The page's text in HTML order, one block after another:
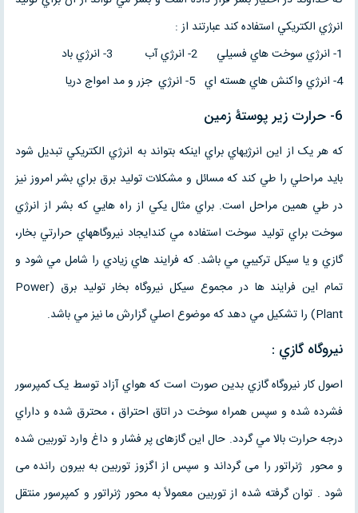
انرژي الکتريکي استفاده کند عبارتند از :
1- انرژي سوخت هاي فسيلي 2- انرژي آب 3- انرژي باد
4- انرژي واکنش هاي هسته اي 5- انرژي جزر و مد امواج دريا
6- حرارت زير پوستۀ زمين
که هر يک از اين انرژيهاي براي اينکه بتواند به انرژي الکتريکي تبديل شود
بايد مراحلي را طي کند که مسائل و مشکلات توليد برق براي بشر امروز نيز
در طي همين مراحل است. براي مثال يکي از راه هايي که بشر از انرژي
سوخت براي توليد سوخت استفاده مي کندايجاد نيروگاههاي حرارتي بخار،
گازي و يا سيکل ترکيبي مي باشد. که فرايند هاي زيادي را شامل مي شود و
تمام اين فرايند ها در مجموع سيکل نيروگاه بخار توليد برق (Power
Plant) را تشکيل مي دهد که موضوع اصلي گزارش ما نيز مي باشد.
نيروگاه گازي :
اصول کار نيروگاه گازي بدين صورت است که هواي آزاد توسط يک کمپرسور
فشرده شده و سپس همراه سوخت در اتاق احتراق ، محترق شده و داراي
درجه حرارت بالا مي گردد. حال این گازهای پر فشار و داغ وارد توربین شده
و محور ژنراتور را می گرداند و سپس از اگزوز توربین به بیرون رانده می
شود . توان گرفته شده از توربین معمولاً به محور ژنراتور و کمپرسور منتقل